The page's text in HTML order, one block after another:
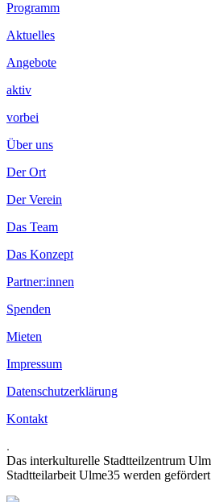
Programm
Aktuelles
Angebote
aktiv
vorbei
Über uns
Der Ort
Der Verein
Das Team
Das Konzept
Partner:innen
Spenden
Mieten
Impressum
Datenschutzerklärung
Kontakt
.
Das interkulturelle Stadtteilzentrum
Stadtteilarbeit Ulme35 werden